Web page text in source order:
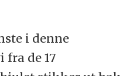
i denne
de 17